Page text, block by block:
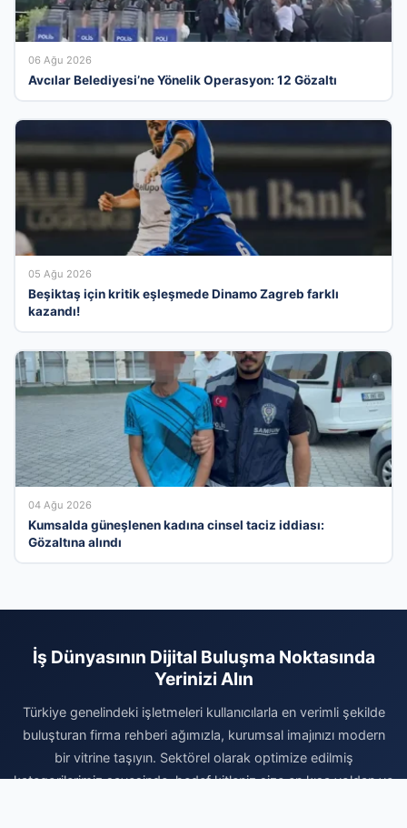
06 Ağu 2026
Avcılar Belediyesi’ne Yönelik Operasyon: 12 Gözaltı
05 Ağu 2026
Beşiktaş için kritik eşleşmede Dinamo Zagreb farklı
kazandı!
04 Ağu 2026
Kumsalda güneşlenen kadına cinsel taciz iddiası:
Gözaltına alındı
İş Dünyasının Dijital Buluşma Noktasında
Yerinizi Alın
Türkiye genelindeki işletmeleri kullanıcılarla en verimli şekilde
buluşturan firma rehberi ağımızla, kurumsal imajınızı modern
bir vitrine taşıyın. Sektörel olarak optimize edilmiş
kategorilerimiz sayesinde, hedef kitleniz size en kısa yoldan ve